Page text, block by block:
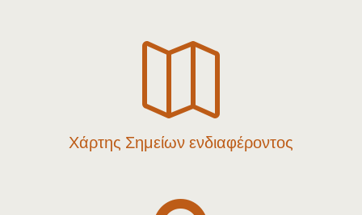

Χάρτης Σημείων ενδιαφέροντος